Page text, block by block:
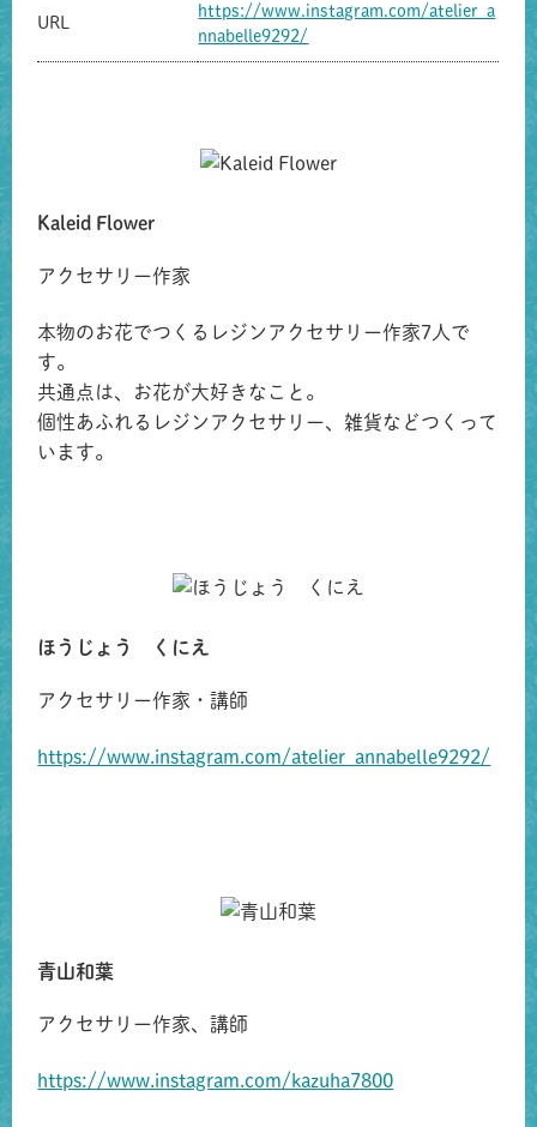
URL
https://www.instagram.com/atelier_a
nnabelle9292/
Kaleid Flower
アクセサリー作家
本物のお花でつくるレジンアクセサリー作家7人で
す。
共通点は、お花が大好きなこと。
個性あふれるレジンアクセサリー、雑貨などつくって
います。
ほうじょう くにえ
アクセサリー作家・講師
https://www.instagram.com/atelier_annabelle9292/
青山和葉
アクセサリー作家、講師
https://www.instagram.com/kazuha7800